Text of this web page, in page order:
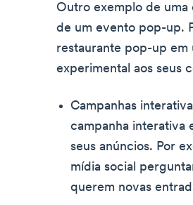
Outro exemplo de
de um evento pop-up.
restaurante pop-up em
experimental aos seus
Campanhas
campanha interativa
seus anúncios. Por
mídia social
querem novas